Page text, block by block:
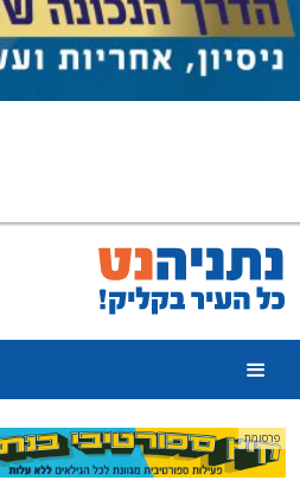
פרסומת